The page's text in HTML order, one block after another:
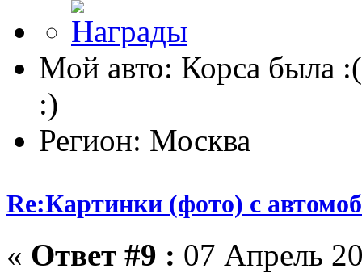
Мой авто: Корса была
:)
Регион: Москва
Re:Картинки (фото) с
« Ответ #9 : 07 Апрель